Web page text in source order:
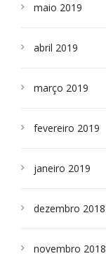
maio 2019
abril 2019
março 2019
fevereiro 2019
janeiro 2019
dezembro 2018
novembro 2018